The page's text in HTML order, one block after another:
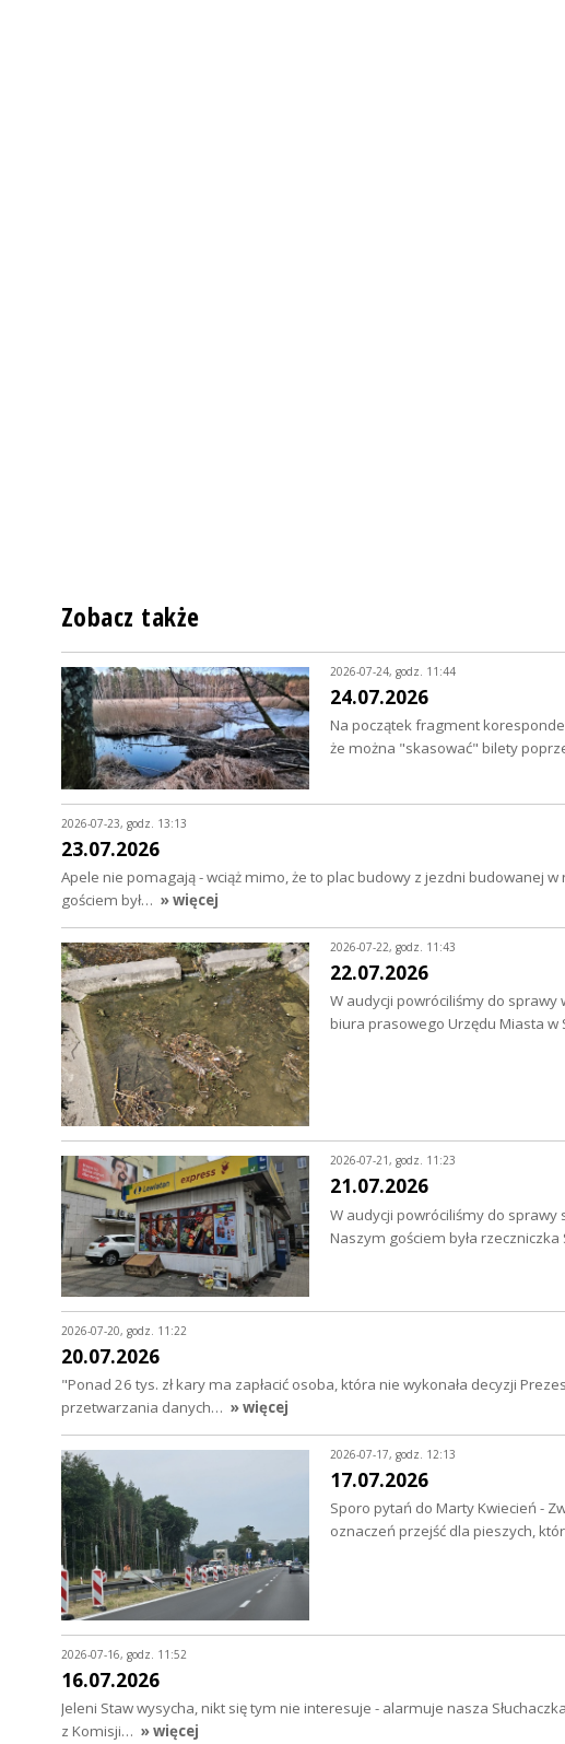
Zobacz także
2026-07-24, godz. 11:44
24.07.2026
Na początek fragment
że można "skasować" bilety
2026-07-23, godz. 13:13
23.07.2026
Apele nie pomagają - wciąż mimo, że to plac budowy z jezdni budowanej
gościem był… » więcej
2026-07-22, godz. 11:43
22.07.2026
W audycji powróciliśmy do sprawy
biura prasowego Urzędu Miasta w
2026-07-21, godz. 11:23
21.07.2026
W audycji powróciliśmy do
Naszym gościem była
2026-07-20, godz. 11:22
20.07.2026
"Ponad 26 tys. zł kary ma zapłacić osoba, która nie wykonała decyzji
przetwarzania danych… » więcej
2026-07-17, godz. 12:13
17.07.2026
Sporo pytań do Marty Kwiecień -
oznaczeń przejść dla pieszych,
2026-07-16, godz. 11:52
16.07.2026
Jeleni Staw wysycha, nikt się tym nie interesuje - alarmuje nasza
z Komisji… » więcej